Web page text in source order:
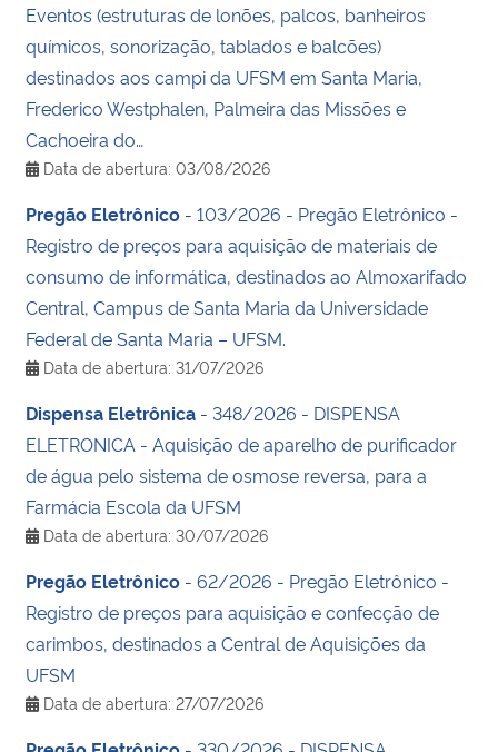
Eventos (estruturas de lonões, palcos, banheiros
químicos, sonorização, tablados e balcões)
destinados aos campi da UFSM em Santa Maria,
Frederico Westphalen, Palmeira das Missões e
Cachoeira do…
Data de abertura: 03/08/2026
Pregão Eletrônico - 103/2026 - Pregão Eletrônico -
Registro de preços para aquisição de materiais de
consumo de informática, destinados ao Almoxarifado
Central, Campus de Santa Maria da Universidade
Federal de Santa Maria – UFSM.
Data de abertura: 31/07/2026
Dispensa Eletrônica - 348/2026 - DISPENSA
ELETRONICA - Aquisição de aparelho de purificador
de água pelo sistema de osmose reversa, para a
Farmácia Escola da UFSM
Data de abertura: 30/07/2026
Pregão Eletrônico - 62/2026 - Pregão Eletrônico -
Registro de preços para aquisição e confecção de
carimbos, destinados a Central de Aquisições da
UFSM
Data de abertura: 27/07/2026